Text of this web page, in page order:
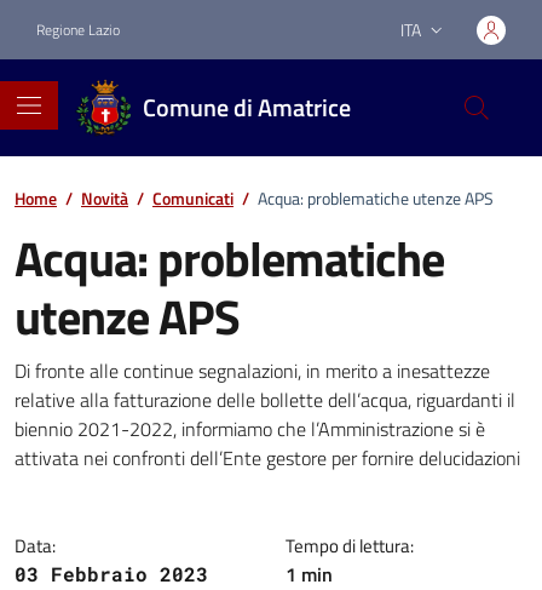
Regione Lazio Lingua attiva:
ITA
Comune di Amatrice
Home / Novità / Comunicati / Acqua: problematiche utenze APS
Acqua: problematiche
utenze APS
Dettagli della notizia
Di fronte alle continue segnalazioni, in merito a inesattezze
relative alla fatturazione delle bollette dell’acqua, riguardanti il
biennio 2021-2022, informiamo che l’Amministrazione si è
attivata nei confronti dell’Ente gestore per fornire delucidazioni
Data:
03 Febbraio 2023
Tempo di lettura:
1 min